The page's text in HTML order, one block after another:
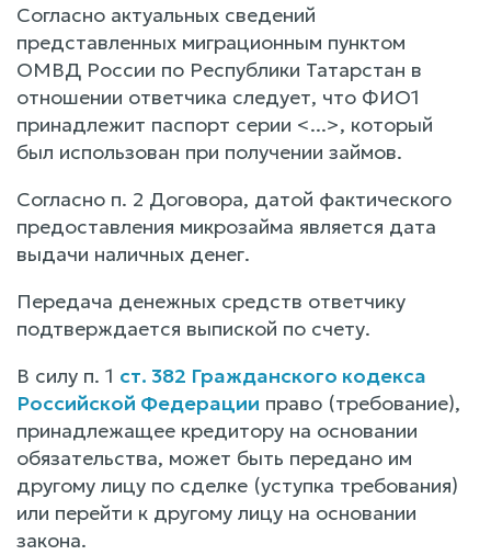
Согласно актуальных сведений
представленных миграционным пунктом
ОМВД России по Республики Татарстан в
отношении ответчика следует, что ФИО1
принадлежит паспорт серии <...>, который
был использован при получении займов.
Согласно п. 2 Договора, датой фактического
предоставления микрозайма является дата
выдачи наличных денег.
Передача денежных средств ответчику
подтверждается выпиской по счету.
В силу п. 1 ст. 382 Гражданского кодекса
Российской Федерации право (требование),
принадлежащее кредитору на основании
обязательства, может быть передано им
другому лицу по сделке (уступка требования)
или перейти к другому лицу на основании
закона.